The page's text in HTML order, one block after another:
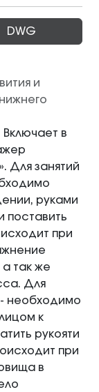
DWG
и
в
Для занятий
руками
поставить
при
так же
Для
- необходимо
к
рукояти
при
в